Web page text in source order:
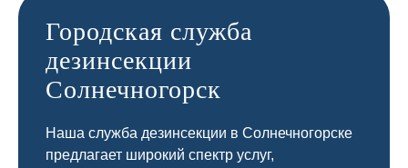
Городская служба
дезинсекции
Солнечногорск
Наша служба дезинсекции в Солнечногорске
предлагает широкий спектр услуг,